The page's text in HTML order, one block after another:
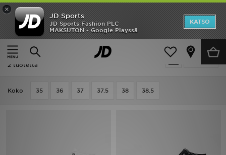
×
JD Sports
JD Sports Fashion PLC
MAKSUTON - Google Playssä
KATSO
Etusivu
Lapset Juniori kengät (Koot 35-38) Varsikengät
Suodata
Lapset - Converse Varsikengät
2 tuotetta
Koko 35 36 37 37.5 38 38.5
Etusivu
Ale
Uutuudet